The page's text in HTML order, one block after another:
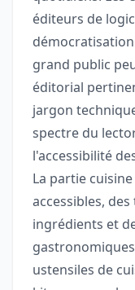
éditeurs de
grand public
éditorial
jargon
spectre du
l'accessibilité
La partie
accessibles,
ingrédients et
ustensiles de